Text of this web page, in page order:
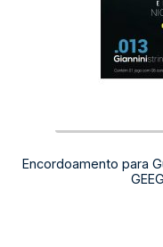
Encordoamento para